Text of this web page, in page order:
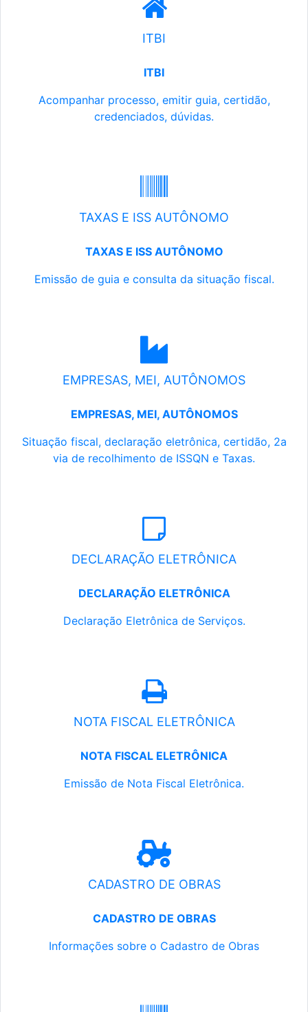
ITBI
ITBI
Acompanhar processo, emitir guia, certidão,
credenciados, dúvidas.
TAXAS E ISS AUTÔNOMO
TAXAS E ISS AUTÔNOMO
Emissão de guia e consulta da situação fiscal.
EMPRESAS, MEI, AUTÔNOMOS
EMPRESAS, MEI, AUTÔNOMOS
Situação fiscal, declaração eletrônica, certidão, 2a
via de recolhimento de ISSQN e Taxas.
DECLARAÇÃO ELETRÔNICA
DECLARAÇÃO ELETRÔNICA
Declaração Eletrônica de Serviços.
NOTA FISCAL ELETRÔNICA
NOTA FISCAL ELETRÔNICA
Emissão de Nota Fiscal Eletrônica.
CADASTRO DE OBRAS
CADASTRO DE OBRAS
Informações sobre o Cadastro de Obras